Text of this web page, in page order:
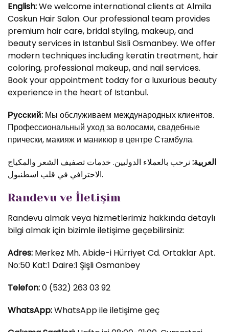
English:We welcome international clients at Almila
Coskun Hair Salon. Our professional team provides
premium hair care, bridal styling, makeup, and
beauty services in Istanbul Sisli Osmanbey. We offer
modern techniques including keratin treatment, hair
coloring, professional makeup, and nail services.
Book your appointment today for a luxurious beauty
experience in the heart of Istanbul.
Русский: Мы обслуживаем международных клиентов.
Профессиональный уход за волосами, свадебные
прически, макияж и маникюр в центре Стамбула.
العربية: نرحب بالعملاء الدوليين. خدمات تصفيف الشعر والمكياج
الاحترافي في قلب اسطنبول.
Randevu ve İletişim
Randevu almak veya hizmetlerimiz hakkında detaylı
bilgi almak için bizimle iletişime geçebilirsiniz:
Adres: Merkez Mh. Abide-i Hürriyet Cd. Ortaklar Apt.
No:50 Kat:1 Daire:1 Şişli Osmanbey
Telefon:0 (532) 263 03 92
WhatsApp:WhatsApp ile iletişime geç